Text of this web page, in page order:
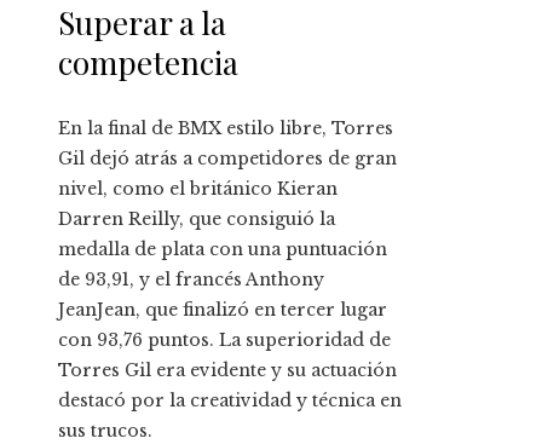
Superar a la
competencia
En la final de BMX estilo libre, Torres
Gil dejó atrás a competidores de gran
nivel, como el británico Kieran
Darren Reilly, que consiguió la
medalla de plata con una puntuación
de 93,91, y el francés Anthony
JeanJean, que finalizó en tercer lugar
con 93,76 puntos. La superioridad de
Torres Gil era evidente y su actuación
destacó por la creatividad y técnica en
sus trucos.